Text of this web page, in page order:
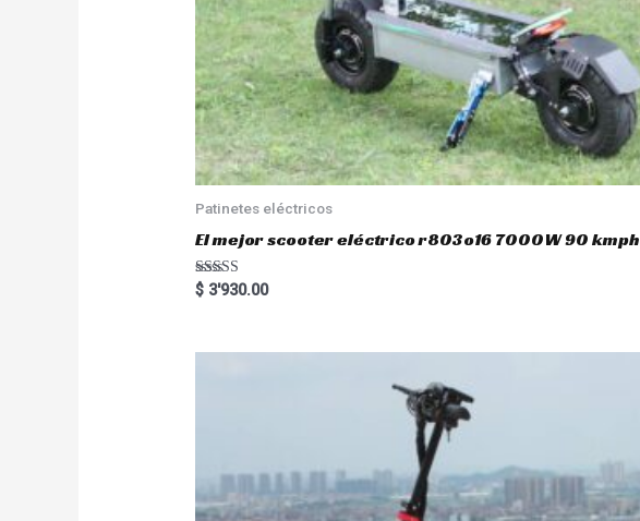
Patinetes eléctricos
El mejor scooter eléctrico r803o16 7000W 90 kmph
Rated
5.00
$3'930.00